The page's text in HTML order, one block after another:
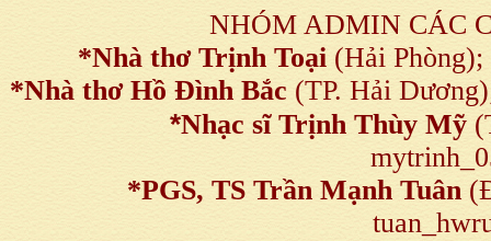
NHÓM ADMIN CÁC
*Nhà thơ Trịnh Toại (Hải
*Nhà thơ Hồ Đình Bắc (TP. Hải
*Nhạc sĩ Trịnh Thùy Mỹ
*PGS, TS Trần Mạnh Tuân